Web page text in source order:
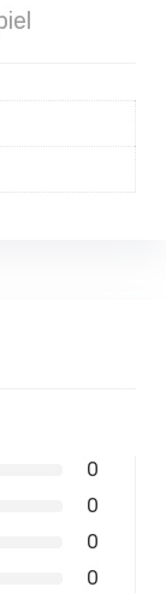
0
0
0
0